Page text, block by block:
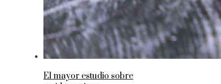
El mayor estudio sobre